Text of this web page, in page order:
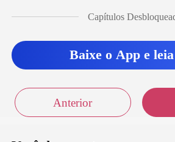
castiga
Capítulos
Baixe o App e
Anterior